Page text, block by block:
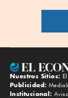
Nuestros Sitios:
Publicidad:
Institucional: